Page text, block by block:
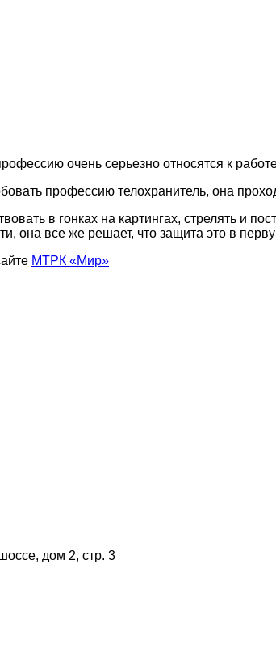
очень серьезно относятся к
профессию телохранитель, она
в гонках на картингах, стрелять и
она все же решает, что защита это в
МТРК «Мир»
дом 2, стр. 3